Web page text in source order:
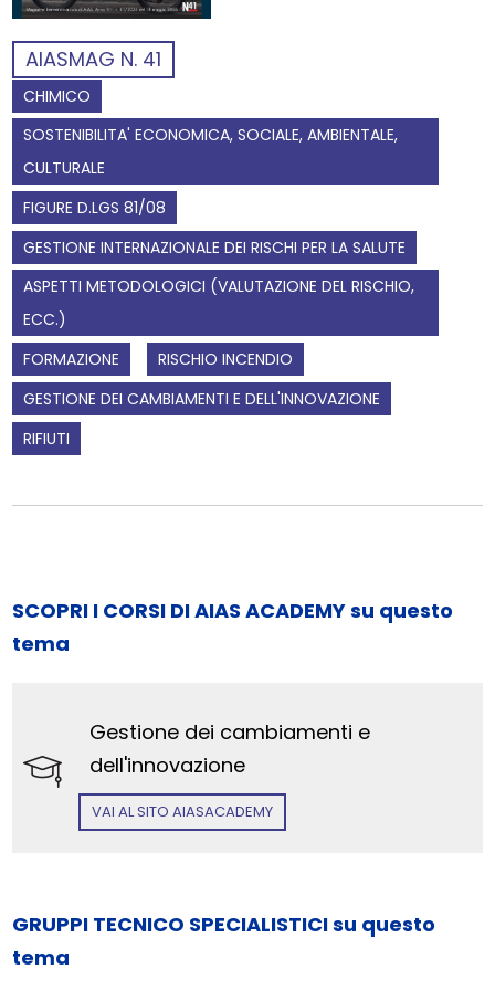
AIASMAG N. 41
CHIMICO
SOSTENIBILITA' ECONOMICA, SOCIALE, AMBIENTALE,
CULTURALE
FIGURE D.LGS 81/08
GESTIONE INTERNAZIONALE DEI RISCHI PER LA SALUTE
ASPETTI METODOLOGICI (VALUTAZIONE DEL RISCHIO,
ECC.)
FORMAZIONE
RISCHIO INCENDIO
GESTIONE DEI CAMBIAMENTI E DELL'INNOVAZIONE
RIFIUTI
SCOPRI I CORSI DI AIAS ACADEMY su questo
tema
Gestione dei cambiamenti e
dell'innovazione
VAI AL SITO AIASACADEMY
GRUPPI TECNICO SPECIALISTICI su questo
tema